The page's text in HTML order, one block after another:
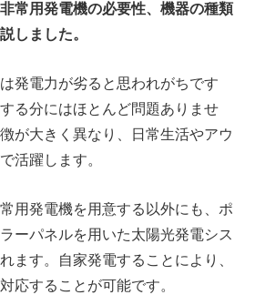
常用発電機の必要性、機器の種類
しました。
発電力が劣ると思われがちです
る分にはほとんど問題ありませ
が大きく異なり、日常生活やアウ
活躍します。
用発電機を用意する以外にも、ポ
ーパネルを用いた太陽光発電シス
ます。自家発電することにより、
応することが可能です。